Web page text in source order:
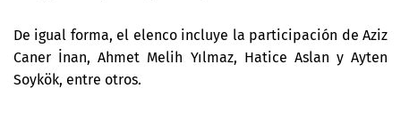
De igual forma, el elenco incluye la participación de Aziz
Caner İnan, Ahmet Melih Yılmaz, Hatice Aslan y Ayten
Soykök, entre otros.